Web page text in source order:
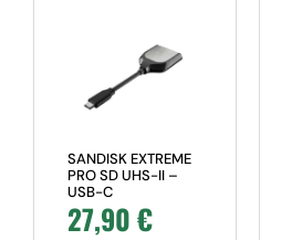
SANDISK EXTREME
PRO SD UHS-II –
USB-C
KORTINLUKIJA
27,90€